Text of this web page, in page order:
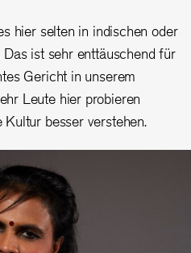
hier selten in indischen oder
ist sehr enttäuschend für
Gericht in unserem
Leute hier probieren
besser verstehen.